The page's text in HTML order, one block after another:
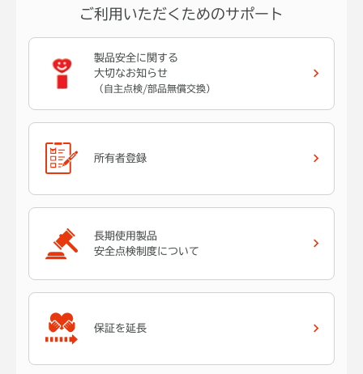
ご利用いただくためのサポート
製品安全に関する
大切なお知らせ
（自主点検/部品無償交換）
所有者登録
長期使用製品
安全点検制度について
保証を延長